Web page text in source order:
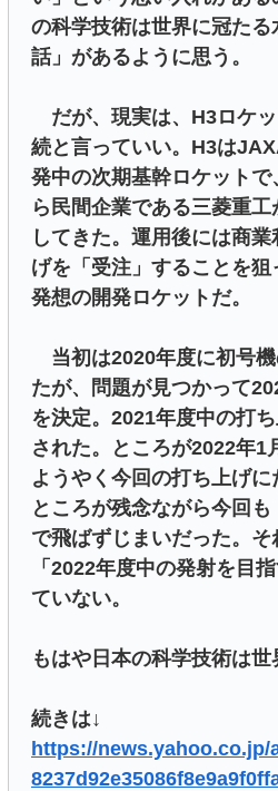
の科学技術は世界に冠た
話」があるように思う。
だが、現実は、H3ロケ
続と言っていい。H3は
発中の次期基幹ロケット
ら民間企業である三菱重
してきた。運用後には商
げを「受注」することを
発想の開発ロケットだ。
当初は2020年度に初号
たが、問題が見つかって
を決定。2021年度中の打
された。ところが2022年1
ようやく今回の打ち上げに
ところが残念ながら今回
で飛ばずじまいだった。
「2022年度中の発射を目
ていない。
もはや日本の科学技術は
続きは↓
https://news.yahoo.co.jp/